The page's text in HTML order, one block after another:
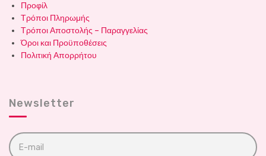
Προφίλ
Τρόποι Πληρωμής
Τρόποι Αποστολής – Παραγγελίας
Όροι και Προϋποθέσεις
Πολιτική Απορρήτου
Newsletter
E
m